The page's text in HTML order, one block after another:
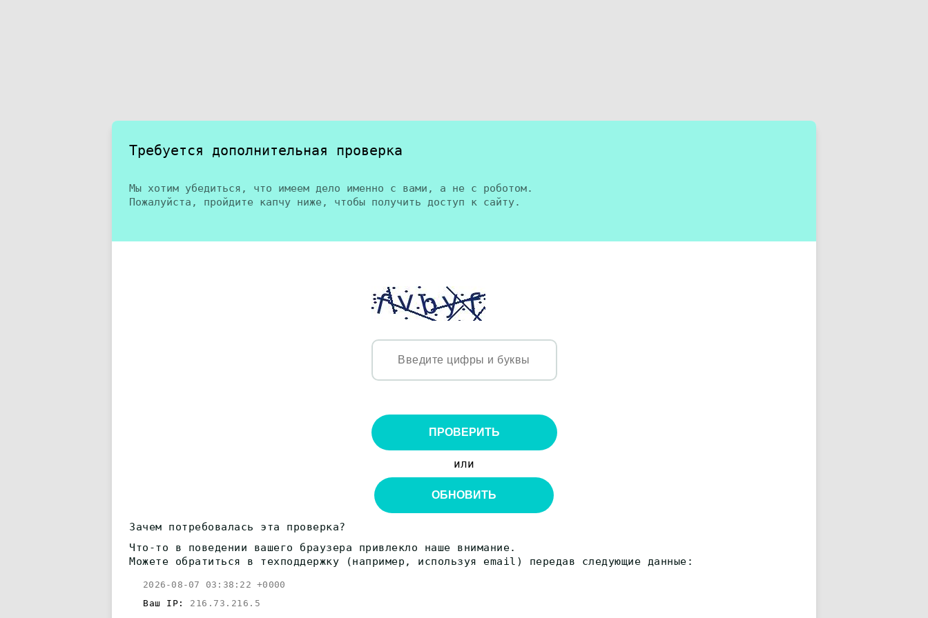
Требуется дополнительная проверка
Мы хотим убедиться, что имеем дело именно с вами, а не с роботом.
Пожалуйста, пройдите капчу ниже, чтобы получить доступ к сайту.
ПРОВЕРИТЬ
или
ОБНОВИТЬ
Зачем потребовалась эта проверка?
Что-то в поведении вашего браузера привлекло наше внимание.
Можете обратиться в техподдержку (например, используя email) передав следующие данные:
2026-08-07 03:38:22 +0000
Ваш IP: 216.73.216.5